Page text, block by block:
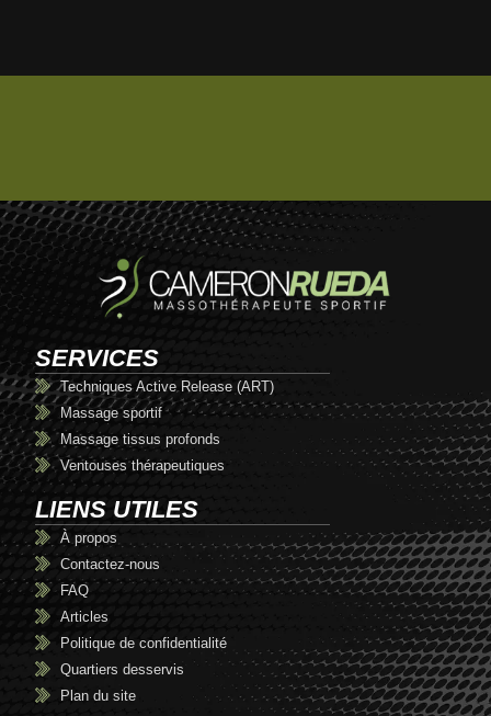
SERVICES
Techniques Active Release (ART)
Massage sportif
Massage tissus profonds
Ventouses thérapeutiques
LIENS UTILES
À propos
Contactez-nous
FAQ
Articles
Politique de confidentialité
Quartiers desservis
Plan du site